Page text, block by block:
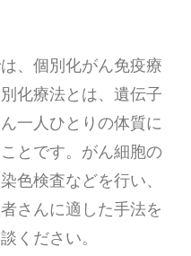
、個別化がん免疫療
化療法とは、遺伝子
一人ひとりの体質に
とです。がん細胞の
色検査などを行い、
さんに適した手法を
ください。